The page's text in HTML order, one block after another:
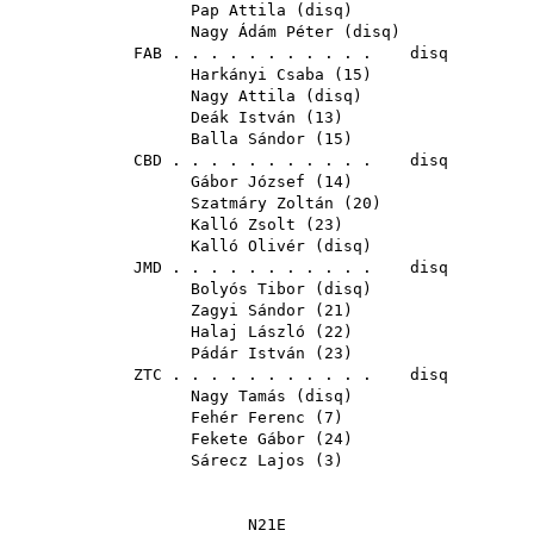
Pap Attila ( disq )
Nagy Ádám Péter ( disq )
FAB . . . . . . . . . . . disq
Harkányi Csaba ( 15 )
Nagy Attila ( disq )
Deák István ( 13 )
Balla Sándor ( 15 )
CBD . . . . . . . . . . . disq
Gábor József ( 14)
Szatmáry Zoltán ( 20 )
Kalló Zsolt ( 23 )
Kalló Olivér ( disq )
JMD . . . . . . . . . . . disq
Bolyós Tibor ( disq )
Zagyi Sándor ( 21 )
Halaj László ( 22 )
Pádár István ( 23 )
ZTC . . . . . . . . . . . disq
Nagy Tamás ( disq )
Fehér Ferenc ( 7 )
Fekete Gábor ( 24)
Sárecz Lajos ( 3 )
N21E